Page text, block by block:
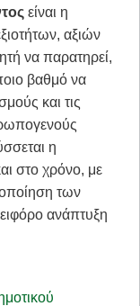
είναι η
αξιών
να παρατηρεί,
βαθμό να
και τις
η
στο χρόνο, με
των
ανάπτυξη